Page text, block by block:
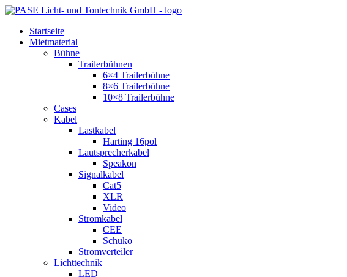
Zum
springenStartseite
Mietmaterial
Bühne
Trailerbühnen
6×4 Trailerbühne
8×6 Trailerbühne
10×8 Trailerbühne
Cases
Kabel
Lastkabel
Harting 16pol
Lautsprecherkabel
Speakon
Signalkabel
Cat5
XLR
Video
Stromkabel
CEE
Schuko
Stromverteiler
Lichttechnik
LED